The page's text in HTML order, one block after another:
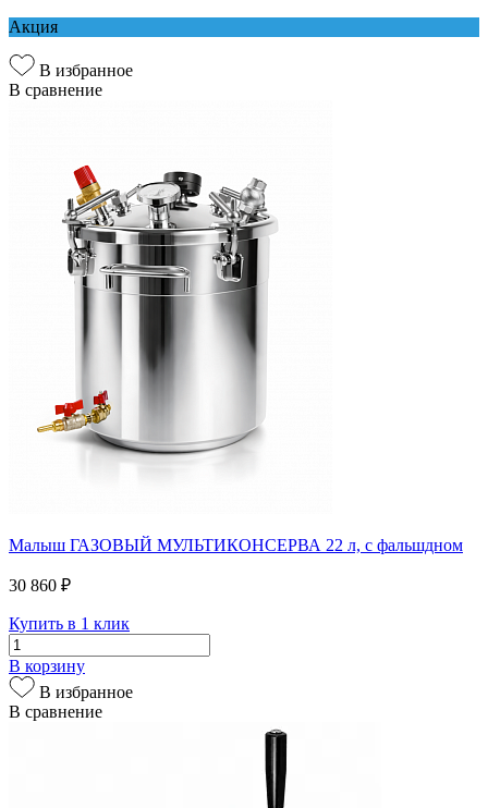
Акция
В избранное
В сравнение
Малыш ГАЗОВЫЙ МУЛЬТИКОНСЕРВА 22 л, с фальшдном
30 860 ₽
Купить в 1 клик
В корзину
В избранное
В сравнение